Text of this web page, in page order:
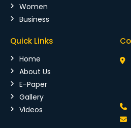
Women
Business
Quick Links
Home
About Us
E-Paper
Gallery
Videos